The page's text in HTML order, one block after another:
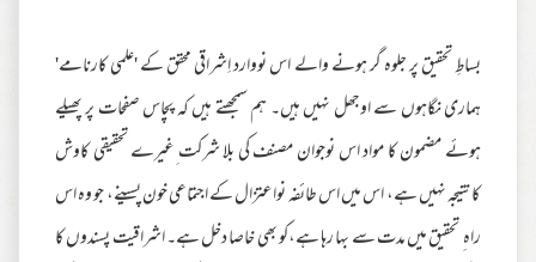
بساطِ تحقیق پر جلوہ گر ہونے والے اس نووارد اِشراقی محقق کے 'علمی کارنامے'
ہماری نگاہوں سے اوجھل نہیں ہیں۔ ہم سمجھتے ہیں کہ پچاس صفحات پر پھیلے
ہوئے مضمون کا مواد اس نوجوان مصنف کی بلا شرکت ِغیرے تحقیقی کاوش
کانتیجہ نہیں ہے، اس میں اس طائفہ نواعتزال کے اجتماعی خون پسینے، جو وہ اس
راہ ِ تحقیق میں مدت سے بہا رہا ہے،کو بھی خاصا دخل ہے۔ اشراقیت پسندوں کا